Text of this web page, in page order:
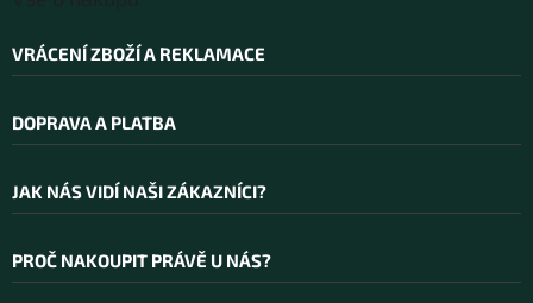
VRÁCENÍ ZBOŽÍ A REKLAMACE
DOPRAVA A PLATBA
JAK NÁS VIDÍ NAŠI ZÁKAZNÍCI?
PROČ NAKOUPIT PRÁVĚ U NÁS?